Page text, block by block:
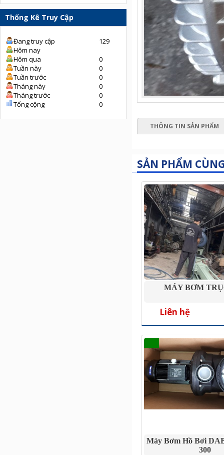
Thống Kê Truy Cập
Đang truy cập
129
Hôm nay
Hôm qua
0
Tuần này
0
Tuần trước
0
Tháng này
0
Tháng trước
0
Tổng cộng
0
THÔNG TIN SẢN PHẨM
SẢN PHẨM
MÁY BƠM
Liên hệ
Máy Bơm Hồ Bơi
300